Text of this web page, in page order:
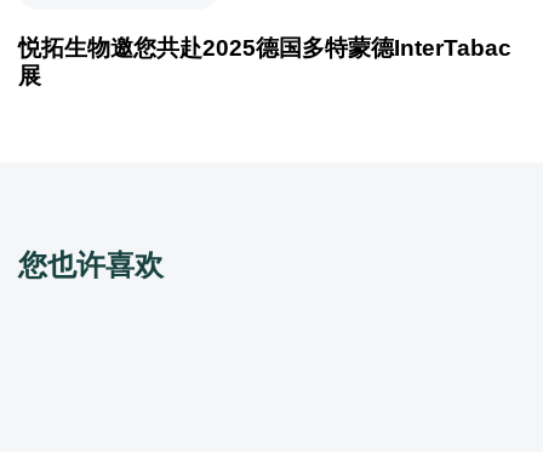
悦拓生物邀您共赴2025德国多特蒙德InterTabac
展
您也许喜欢